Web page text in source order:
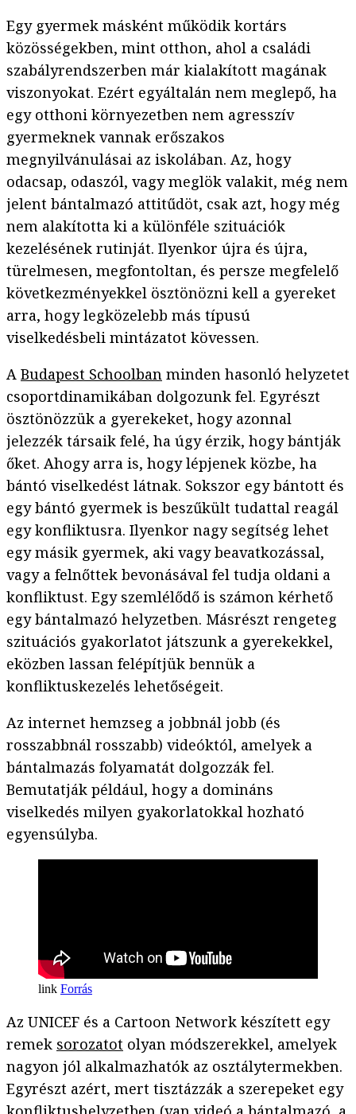
Egy gyermek másként működik kortárs
közösségekben, mint otthon, ahol a családi
szabályrendszerben már kialakított magának
viszonyokat. Ezért egyáltalán nem meglepő, ha
egy otthoni környezetben nem agresszív
gyermeknek vannak erőszakos
megnyilvánulásai az iskolában. Az, hogy
odacsap, odaszól, vagy meglök valakit, még nem
jelent bántalmazó attitűdöt, csak azt, hogy még
nem alakította ki a különféle szituációk
kezelésének rutinját. Ilyenkor újra és újra,
türelmesen, megfontoltan, és persze megfelelő
következményekkel ösztönözni kell a gyereket
arra, hogy legközelebb más típusú
viselkedésbeli mintázatot kövessen.
A Budapest Schoolban minden hasonló helyzetet
csoportdinamikában dolgozunk fel. Egyrészt
ösztönözzük a gyerekeket, hogy azonnal
jelezzék társaik felé, ha úgy érzik, hogy bántják
őket. Ahogy arra is, hogy lépjenek közbe, ha
bántó viselkedést látnak. Sokszor egy bántott és
egy bántó gyermek is beszűkült tudattal reagál
egy konfliktusra. Ilyenkor nagy segítség lehet
egy másik gyermek, aki vagy beavatkozással,
vagy a felnőttek bevonásával fel tudja oldani a
konfliktust. Egy szemlélődő is számon kérhető
egy bántalmazó helyzetben. Másrészt rengeteg
szituációs gyakorlatot játszunk a gyerekekkel,
eközben lassan felépítjük bennük a
konfliktuskezelés lehetőségeit.
Az internet hemzseg a jobbnál jobb (és
rosszabbnál rosszabb) videóktól, amelyek a
bántalmazás folyamatát dolgozzák fel.
Bemutatják például, hogy a domináns
viselkedés milyen gyakorlatokkal hozható
egyensúlyba.
Forrás
Az UNICEF és a Cartoon Network készített egy
remek sorozatot olyan módszerekkel, amelyek
nagyon jól alkalmazhatók az osztálytermekben.
Egyrészt azért, mert tisztázzák a szerepeket egy